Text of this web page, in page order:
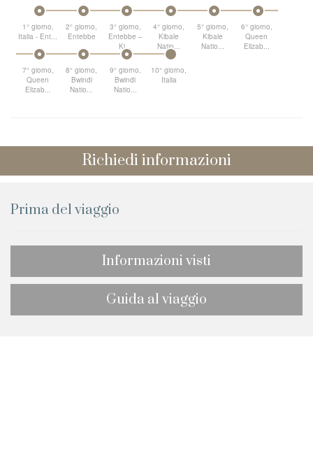
1° giorno,
Italia - Ent...
2° giorno,
Entebbe
3° giorno,
Entebbe –
Ki...
4° giorno,
Kibale
Natio...
5° giorno,
Kibale
Natio...
6° giorno,
Queen
Elizab...
7° giorno,
Queen
Elizab...
8° giorno,
Bwindi
Natio...
9° giorno,
Bwindi
Natio...
10° giorno,
Italia
Richiedi informazioni
Prima del viaggio
Informazioni visti
Guida al viaggio